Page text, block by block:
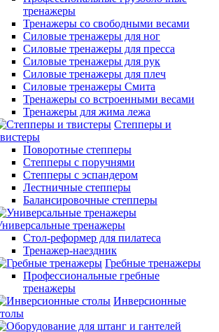
тренажеры
Тренажеры со свободными весами
Силовые тренажеры для ног
Силовые тренажеры для пресса
Силовые тренажеры для рук
Силовые тренажеры для плеч
Силовые тренажеры Смита
Тренажеры со встроенными весами
Тренажеры для жима лежа
Степперы и
Поворотные степперы
Степперы с поручнями
Степперы с эспандером
Лестничные степперы
Балансировочные степперы
тренажеры
Стол-реформер для пилатеса
Тренажер-наездник
Гребные тренажеры
Профессиональные гребные
тренажеры
Инверсионные